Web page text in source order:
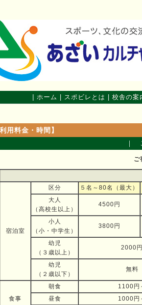
ホーム スポビレとは 校舎の案
用料金・時間】
｜
ご
宿泊室
区分 ５名～80名（最大）
大人
（高校生以上）
4500円
小人
（小・中学生）
3800円
幼児
（３歳以上）
2000円
幼児
（２歳以下）
無料
食事
朝食
1100円
昼食
1000円